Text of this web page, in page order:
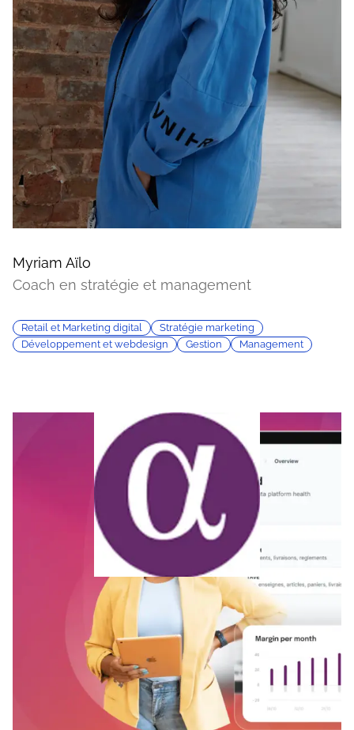
Myriam Aïlo
Coach en stratégie et management
Retail et Marketing digital
Stratégie marketing
Développement et webdesign
Gestion Management